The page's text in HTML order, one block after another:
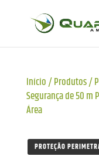
Início/Produtos/
Segurança de 50 m
Área
PROTEÇÃO